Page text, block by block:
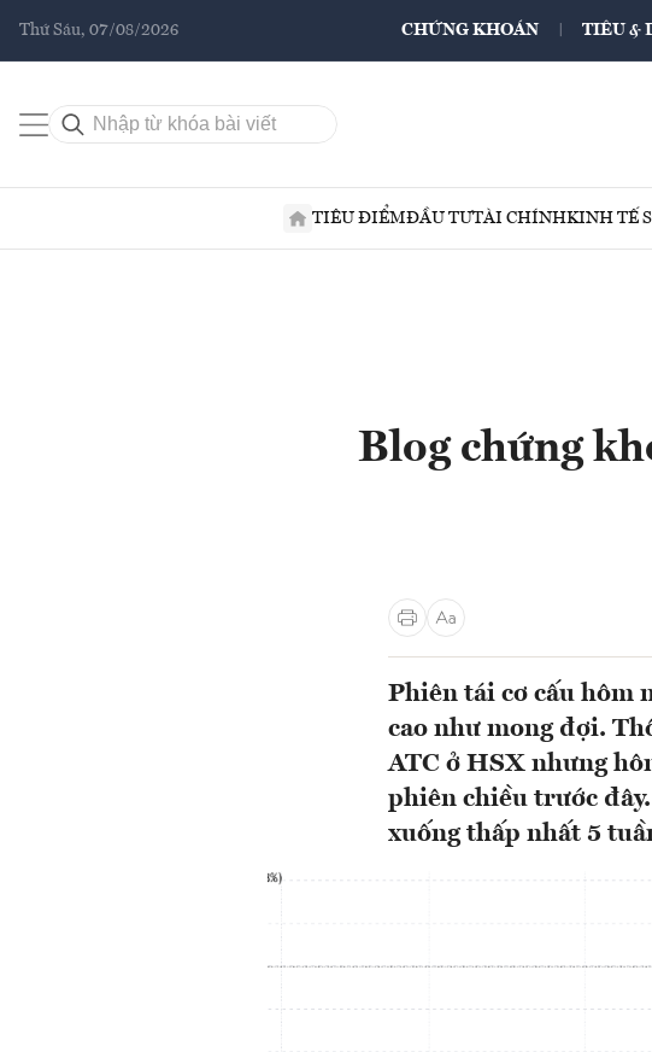
Thứ Sáu, 07/08/2026 CHỨNG KHOÁN TIÊU &
TIÊU ĐIỂMĐẦU TƯTÀI CHÍNHKINH TẾ
Blog chứng
Phiên tái cơ cấu hôm
cao như mong đợi.
ATC ở HSX nhưng
phiên chiều trước
xuống thấp nhất 5